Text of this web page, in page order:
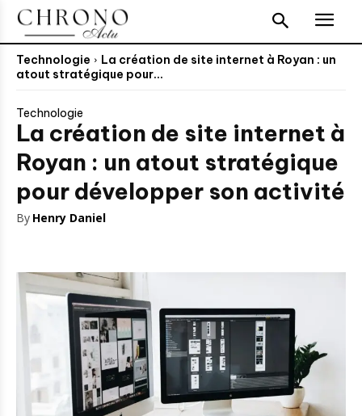
Technologie
La création de site internet à Royan : un
atout stratégique pour...
Technologie
La création de site internet à
Royan : un atout stratégique
pour développer son activité
By Henry Daniel